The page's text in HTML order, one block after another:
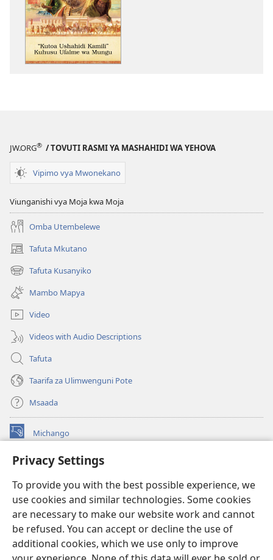
Privacy Settings
To provide you with the best possible experience, we
use cookies and similar technologies. Some cookies
are necessary to make our website work and cannot
be refused. You can accept or decline the use of
additional cookies, which we use only to improve
wa
wa
JW.ORG® / TOVUTI RASMI YA MASHAHIDI WA YEHOVA
Vipimo vya Mwonekano
Viunganishi vya Moja kwa Moja
Omba Utembelewe
Tafuta Mkutano
(opens
new
window)
Tafuta Kusanyiko
(opens
new
window)
Mambo Mapya
Video
Videos with Audio Descriptions
Tafuta
Taarifa za Ulimwenguni Pote
Msaada
Michango
(opens
window)Watchtower MAKTABA KWENYE MTANDAO™
new
window)JW Hub ®
(opens
new
window)
®
Watchtower Library